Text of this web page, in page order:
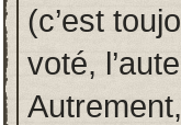
(c’est
voté,